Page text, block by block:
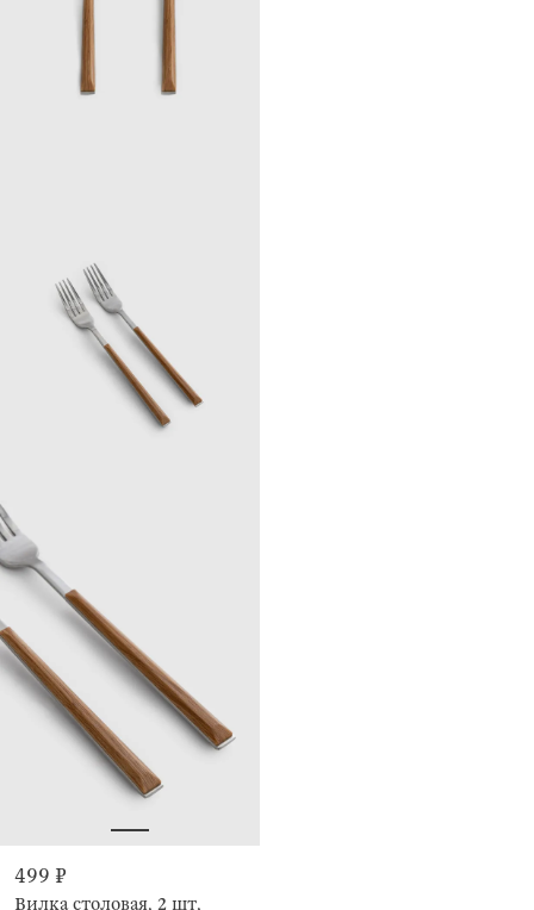
499 ₽
Вилка столовая, 2 шт,